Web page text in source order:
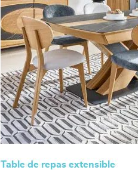
Table de repas extensible